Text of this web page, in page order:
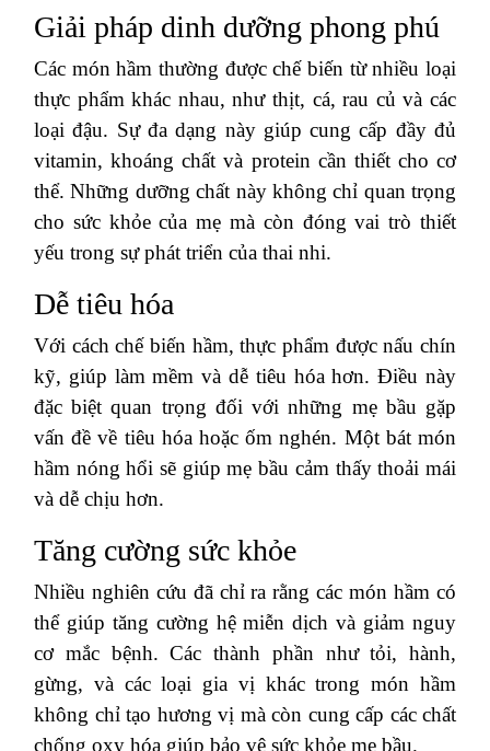
Giải pháp dinh dưỡng phong phú
Các món hầm thường được chế biến từ nhiều loại
thực phẩm khác nhau, như thịt, cá, rau củ và các
loại đậu. Sự đa dạng này giúp cung cấp đầy đủ
vitamin, khoáng chất và protein cần thiết cho cơ
thể. Những dưỡng chất này không chỉ quan trọng
cho sức khỏe của mẹ mà còn đóng vai trò thiết
yếu trong sự phát triển của thai nhi.
Dễ tiêu hóa
Với cách chế biến hầm, thực phẩm được nấu chín
kỹ, giúp làm mềm và dễ tiêu hóa hơn. Điều này
đặc biệt quan trọng đối với những mẹ bầu gặp
vấn đề về tiêu hóa hoặc ốm nghén. Một bát món
hầm nóng hổi sẽ giúp mẹ bầu cảm thấy thoải mái
và dễ chịu hơn.
Tăng cường sức khỏe
Nhiều nghiên cứu đã chỉ ra rằng các món hầm có
thể giúp tăng cường hệ miễn dịch và giảm nguy
cơ mắc bệnh. Các thành phần như tỏi, hành,
gừng, và các loại gia vị khác trong món hầm
không chỉ tạo hương vị mà còn cung cấp các chất
chống oxy hóa giúp bảo vệ sức khỏe mẹ bầu.